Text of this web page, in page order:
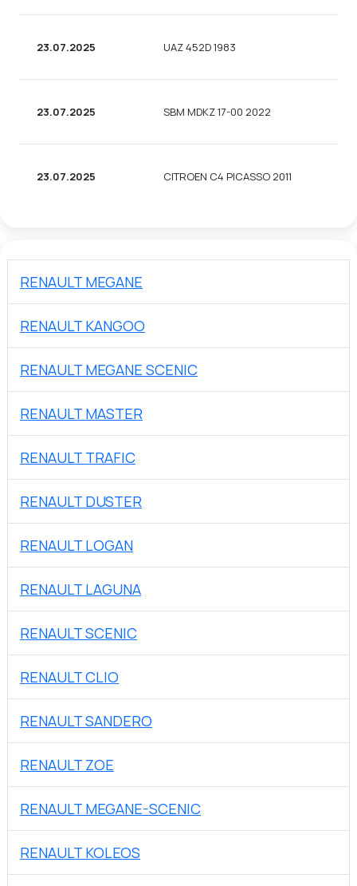
23.07.2025 UAZ 452D 1983
23.07.2025 SBM MDKZ 17-00 2022
23.07.2025 CITROEN C4 PICASSO 2011
RENAULT MEGANE
RENAULT KANGOO
RENAULT MEGANE SCENIC
RENAULT MASTER
RENAULT TRAFIC
RENAULT DUSTER
RENAULT LOGAN
RENAULT LAGUNA
RENAULT SCENIC
RENAULT CLIO
RENAULT SANDERO
RENAULT ZOE
RENAULT MEGANE-SCENIC
RENAULT KOLEOS